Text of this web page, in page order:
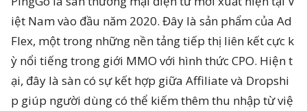
iệt Nam vào đầu năm 2020. Đây là sản phẩm của Ad
Flex, một trong những nền tảng tiếp thị liên kết cực k
ỳ nổi tiếng trong giới MMO với hình thức CPO. Hiện t
ại, đây là sàn có sự kết hợp giữa Affiliate và Dropshi
p giúp người dùng có thể kiếm thêm thu nhập từ việ